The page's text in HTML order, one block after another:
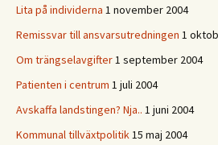
Lita på individerna 1 november 2004
Remissvar till ansvarsutredningen 1
Om trängselavgifter1 september 2004
Patienten i centrum 1 juli 2004
Avskaffa landstingen? Nja.. 1 juni 2004
Kommunal tillväxtpolitik15 maj 2004